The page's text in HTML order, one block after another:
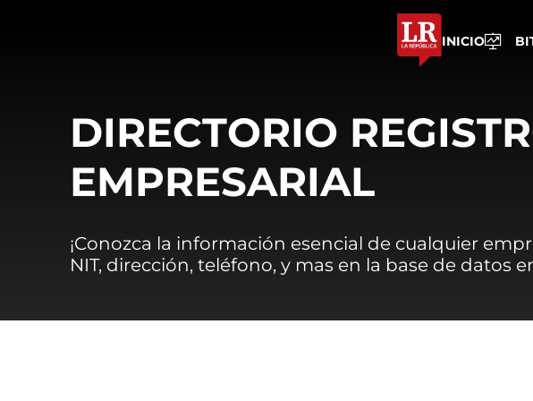
INICIO
DIRECTORIO
EMPRESARIAL
¡Conozca la información esencial de cualquier
NIT, dirección, teléfono, y mas en la base de datos